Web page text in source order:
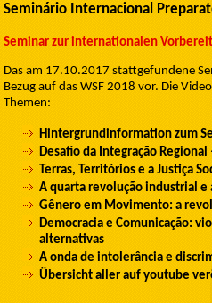
Seminário Internacional
Seminar zur internationalen
Das am 17.10.2017 stattgefundene
Bezug auf das WSF 2018 vor. Die
Themen:
Hintergrundinformation zum
Desafio da Integração
Terras, Territórios e a Justiça
A quarta revolução industrial e
Gênero em Movimento: a
Democracia e Comunicação:
alternativas
A onda de intolerância e
Übersicht aller auf youtube